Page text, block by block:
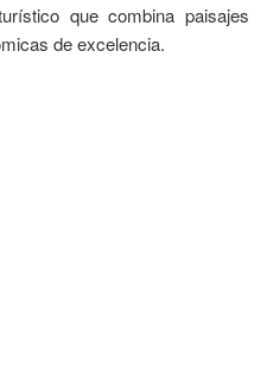
que combina paisajes
de excelencia.